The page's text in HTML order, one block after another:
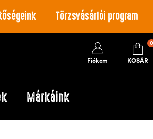
Törzsvásárlói program
Fiókom KOSÁR
0
Márkáink